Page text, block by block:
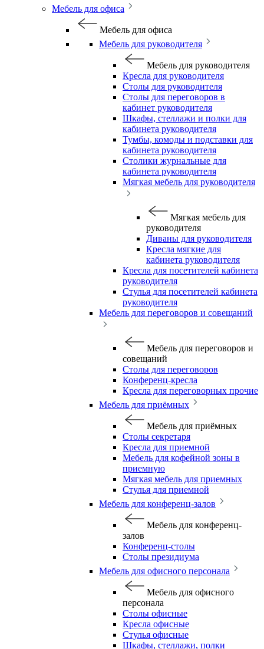
Мебель для офиса
Мебель для офиса
Мебель для руководителя
Мебель для руководителя
Кресла для руководителя
Столы для руководителя
Столы для переговоров в
кабинет руководителя
Шкафы, стеллажи и полки для
кабинета руководителя
Тумбы, комоды и подставки для
кабинета руководителя
Столики журнальные для
кабинета руководителя
Мягкая мебель для руководителя
Мягкая мебель для
руководителя
Диваны для руководителя
Кресла мягкие для
кабинета руководителя
Кресла для посетителей кабинета
руководителя
Стулья для посетителей кабинета
руководителя
Мебель для переговоров и совещаний
Мебель для переговоров и
совещаний
Столы для переговоров
Конференц-кресла
Кресла для переговорных прочие
Мебель для приёмных
Мебель для приёмных
Столы секретаря
Кресла для приемной
Мебель для кофейной зоны в
приемную
Мягкая мебель для приемных
Стулья для приемной
Мебель для конференц-залов
Мебель для конференц-
залов
Конференц-столы
Столы президиума
Мебель для офисного персонала
Мебель для офисного
персонала
Столы офисные
Кресла офисные
Стулья офисные
Шкафы, стеллажи, полки